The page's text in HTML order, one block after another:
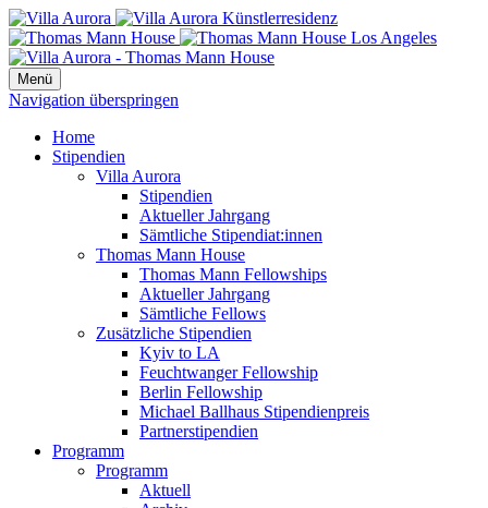
Menü
Navigation überspringen
Home
Stipendien
Villa Aurora
Stipendien
Aktueller Jahrgang
Sämtliche Stipendiat:innen
Thomas Mann House
Thomas Mann Fellowships
Aktueller Jahrgang
Sämtliche Fellows
Zusätzliche Stipendien
Kyiv to LA
Feuchtwanger Fellowship
Berlin Fellowship
Michael Ballhaus Stipendienpreis
Partnerstipendien
Programm
Programm
Aktuell